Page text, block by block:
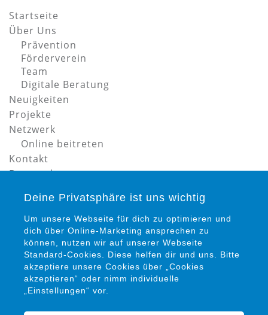
Startseite
Über Uns
Prävention
Förderverein
Team
Digitale Beratung
Neuigkeiten
Projekte
Netzwerk
Online beitreten
Kontakt
Datenschutz
Petra Siems
Präventionsrat gegen Gewalt und Kriminalität in
Deine Privatsphäre ist uns wichtig
Um unsere Webseite für dich zu optimieren und
dich über Online-Marketing ansprechen zu
können, nutzen wir auf unserer Webseite
Standard-Cookies. Diese helfen dir und uns. Bitte
akzeptiere unsere Cookies über „Cookies
akzeptieren“ oder nimm individuelle
„Einstellungen“ vor.